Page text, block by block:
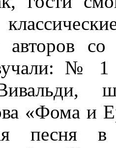
авторов
№ 1
«Фома и
песня